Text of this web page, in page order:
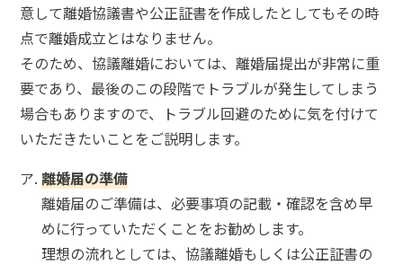
意して離婚協議書や公正証書を作成したとしてもその時
点で離婚成立とはなりません。
そのため、協議離婚においては、離婚届提出が非常に重
要であり、最後のこの段階でトラブルが発生してしまう
場合もありますので、トラブル回避のために気を付けて
いただきたいことをご説明します。
離婚届の準備
離婚届のご準備は、必要事項の記載・確認を含め早
めに行っていただくことをお勧めします。
理想の流れとしては、協議離婚もしくは公正証書の